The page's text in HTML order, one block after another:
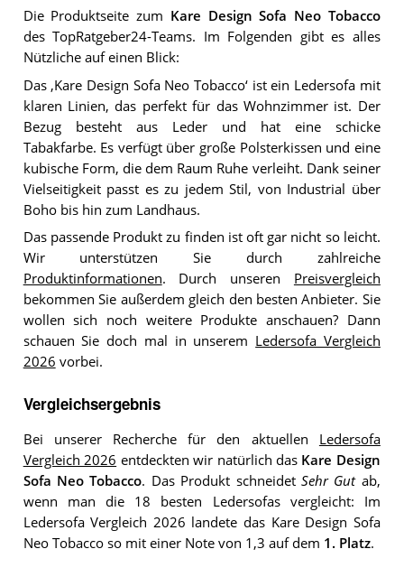
Die Produktseite zum Kare Design Sofa Neo Tobacco
des TopRatgeber24-Teams. Im Folgenden gibt es alles
Nützliche auf einen Blick:
Das ‚Kare Design Sofa Neo Tobacco‘ ist ein Ledersofa mit
klaren Linien, das perfekt für das Wohnzimmer ist. Der
Bezug besteht aus Leder und hat eine schicke
Tabakfarbe. Es verfügt über große Polsterkissen und eine
kubische Form, die dem Raum Ruhe verleiht. Dank seiner
Vielseitigkeit passt es zu jedem Stil, von Industrial über
Boho bis hin zum Landhaus.
Das passende Produkt zu finden ist oft gar nicht so leicht.
Wir unterstützen Sie durch zahlreiche
Produktinformationen. Durch unseren Preisvergleich
bekommen Sie außerdem gleich den besten Anbieter. Sie
wollen sich noch weitere Produkte anschauen? Dann
schauen Sie doch mal in unserem Ledersofa Vergleich
2026 vorbei.
Vergleichsergebnis
Bei unserer Recherche für den aktuellen Ledersofa
Vergleich 2026 entdeckten wir natürlich das Kare Design
Sofa Neo Tobacco. Das Produkt schneidetSehr Gutab,
wenn man die 18 besten Ledersofas vergleicht: Im
Ledersofa Vergleich 2026 landete das Kare Design Sofa
Neo Tobacco so mit einer Note von 1,3 auf dem 1. Platz.